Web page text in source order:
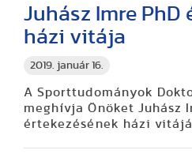
2019. január 16.
Juhász Imre PhD
házi vitája
A Sporttudományok
meghívja Önöket Juhász
értekezésének házi